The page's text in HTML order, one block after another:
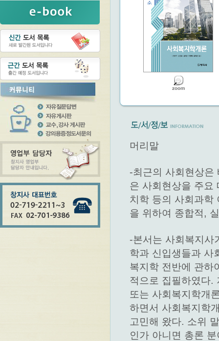
머리말
-최근의 사회현상은
은 사회현상을 주요
치학 등의 사회과학
을 위하여 종합적,
-본서는 사회복지사
학과 신입생들과 사
복지학 전반에 관하
적으로 집필하였다.
또는 사회복지학개
하면서 사회복지학
고민해 왔다. 소위
인가 아니면 총론